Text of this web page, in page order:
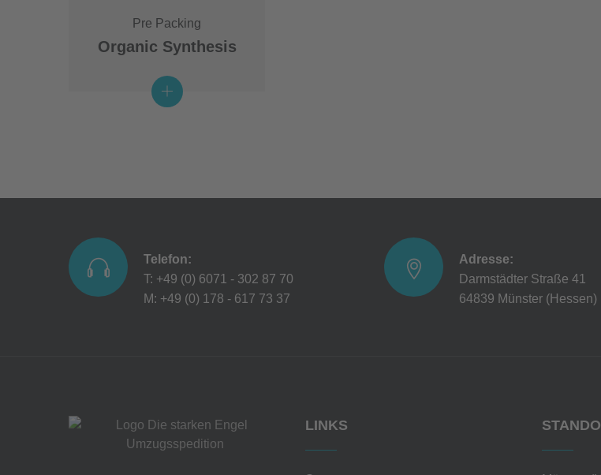
Pre Packing
Organic Synthesis
Telefon:
T: +49 (0) 6071 - 302 87 70
M: +49 (0) 178 - 617 73 37
Adresse:
Darmstädter Straße 41
64839 Münster (Hessen)
LINKS